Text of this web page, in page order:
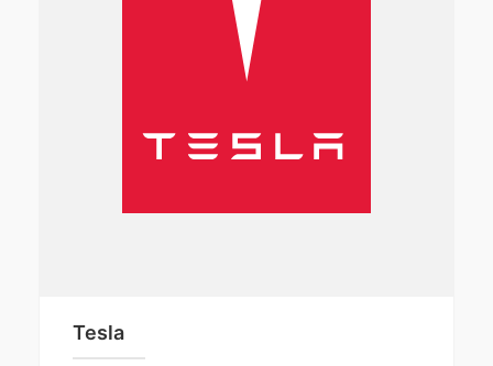
Tesla